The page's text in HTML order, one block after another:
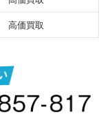
高価買取